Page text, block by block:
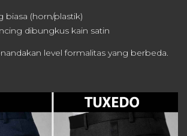
biasa (horn/plastik)
dibungkus kain satin
level formalitas yang berbeda.